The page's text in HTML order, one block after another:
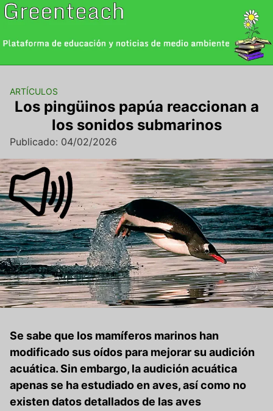
Saltar
al
ARTÍCULOS
Los pingüinos papúa reaccionan a
los sonidos submarinos
Publicado: 04/02/2026
Se sabe que los mamíferos marinos han
modificado sus oídos para mejorar su audición
acuática. Sin embargo, la audición acuática
apenas se ha estudiado en aves, así como no
existen datos detallados de las aves